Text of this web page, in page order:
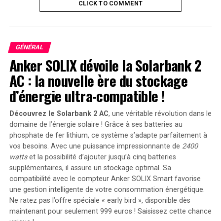
éteintes; elles étaient populaires parmi les passionnés
nombreux autres sites similaires tels que Virtual-
Hideout ou Bit-Tech ont suivi ce même chemin tragique.
L’Avenir d’AnandTech
Bien qu’AnandTech cesse toute production nouvelle de
contenu, son éditeur Future PLC s’engage à maintenir
ses archives accessibles indéfiniment sur Internet. les
forums du site continueront également à exister pour
permettre aux utilisateurs de partager leurs réflexions
et expériences.
même si nous disons adieu à AnandTech sous sa forme
actuelle, son héritage perdurera grâce aux ressources
archivées qui resteront disponibles pour tous ceux qui
souhaitent plonger dans ses riches contenus historiques
sur la technologie.
CLICK TO COMMENT
GÉNÉRAL
Anker SOLIX dévoile la Solarbank 2
AC : la nouvelle ère du stockage
d’énergie ultra-compatible !
Découvrez le Solarbank 2 AC, une véritable révolution dans le
domaine de l’énergie solaire ! Grâce à ses batteries au
phosphate de fer lithium, ce système s’adapte parfaitement à
vos besoins. Avec une puissance impressionnante de 2400
wattset la possibilité d’ajouter jusqu’à cinq batteries
supplémentaires, il assure un stockage optimal. Sa
compatibilité avec le compteur Anker SOLIX Smart favorise
une gestion intelligente de votre consommation énergétique.
Ne ratez pas l’offre spéciale « early bird », disponible dès
maintenant pour seulement 999 euros ! Saisissez cette chance